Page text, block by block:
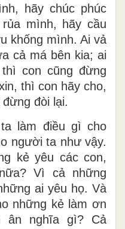
hãy chúc phúc
mình, hãy cầu
khống mình. Ai vả
cả má bên kia; ai
con cũng đừng
thì con hãy cho,
đòi lại.
làm điều gì cho
người ta như vậy.
kẻ yêu các con,
Vì cả những
ai yêu họ. Và
những kẻ làm ơn
ân nghĩa gì? Cả